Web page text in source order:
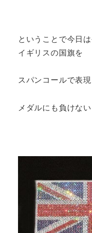
ということで今日
イギリスの国旗を
スパンコールで表
メダルにも負けな